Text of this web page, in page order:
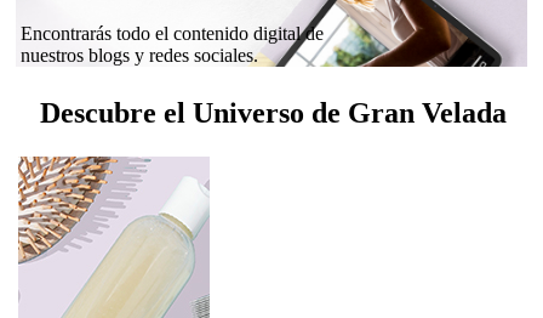
Encontrarás todo el contenido digital de
nuestros blogs y redes sociales.
Descubre el Universo de Gran Velada